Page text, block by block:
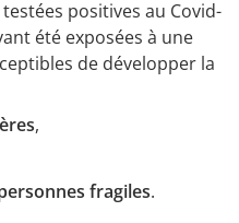
positives au Covid-
été exposées à une
de développer la
,
fragiles.